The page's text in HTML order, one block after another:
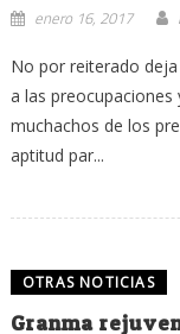
enero 16, 2017
No por reiterado
a las
muchachos de los
aptitud par...
OTRAS NOTICIAS
Granma